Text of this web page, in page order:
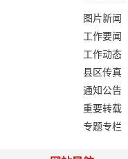
图片新闻
工作要闻
工作动态
县区传真
通知公告
重要转载
专题专栏